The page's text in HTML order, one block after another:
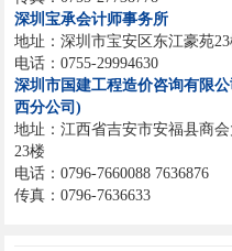
深圳宝承会计师事务所
地址：深圳市宝安区东江豪苑
电话：0755-29994630
深圳市国建工程造价咨询有限
西分公司)
地址：江西省吉安市安福县商会
23楼
电话：0796-7660088 7636876
传真：0796-7636633